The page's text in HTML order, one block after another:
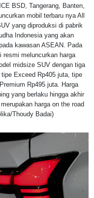
BSD, Tangerang, Banten,
mobil terbaru nya All
yang diproduksi di pabrik
Indonesia yang akan
kawasan ASEAN. Pada
meluncurkan harga
midsize SUV dengan tiga
Exceed Rp405 juta, tipe
Rp495 juta. Harga
yang berlaku hingga akhir
harga on the road
Thoudy Badai)